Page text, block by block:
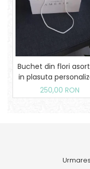
Buchet din flori
in plasuta
Amerie
250,00 RON